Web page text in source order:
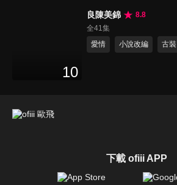
10
良陳美錦
8.8
全41集
愛情
小說改編 古裝
下載 ofiii APP